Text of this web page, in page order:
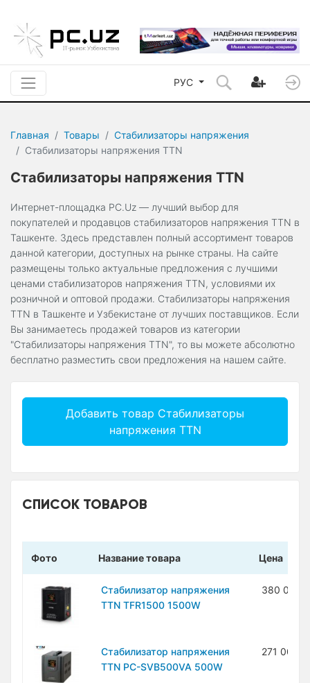
РУС
Главная Товары
Стабилизаторы напряжения
Стабилизаторы напряжения TTN
Стабилизаторы напряжения TTN
Интернет-площадка PC.Uz — лучший выбор для
покупателей и продавцов стабилизаторов напряжения TTN в
Ташкенте. Здесь представлен полный ассортимент товаров
данной категории, доступных на рынке страны. На сайте
размещены только актуальные предложения с лучшими
ценами стабилизаторов напряжения TTN, условиями их
розничной и оптовой продажи. Стабилизаторы напряжения
TTN в Ташкенте и Узбекистане от лучших поставщиков. Если
Вы занимаетесь продажей товаров из категории
"Стабилизаторы напряжения TTN", то вы можете абсолютно
бесплатно разместить свои предложения на нашем сайте.
Добавить товар Стабилизаторы
напряжения TTN
СПИСОК ТОВАРОВ
Фото Название товара Цена
Стабилизатор напряжения
TTN TFR1500 1500W
380 000
Стабилизатор напряжения
TTN PC-SVB500VA 500W
271 000